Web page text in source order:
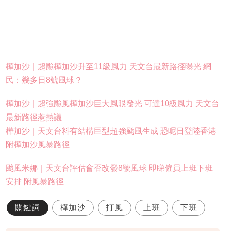
樺加沙｜超颱樺加沙升至11級風力 天文台最新路徑曝光 網
民：幾多日8號風球？
樺加沙｜超強颱風樺加沙巨大風眼發光 可達10級風力 天文台
最新路徑惹熱議
樺加沙｜天文台料有結構巨型超強颱風生成 恐呢日登陸香港
附樺加沙風暴路徑
颱風米娜｜天文台評估會否改發8號風球 即睇僱員上班下班
安排 附風暴路徑
關鍵詞 樺加沙 打風 上班 下班